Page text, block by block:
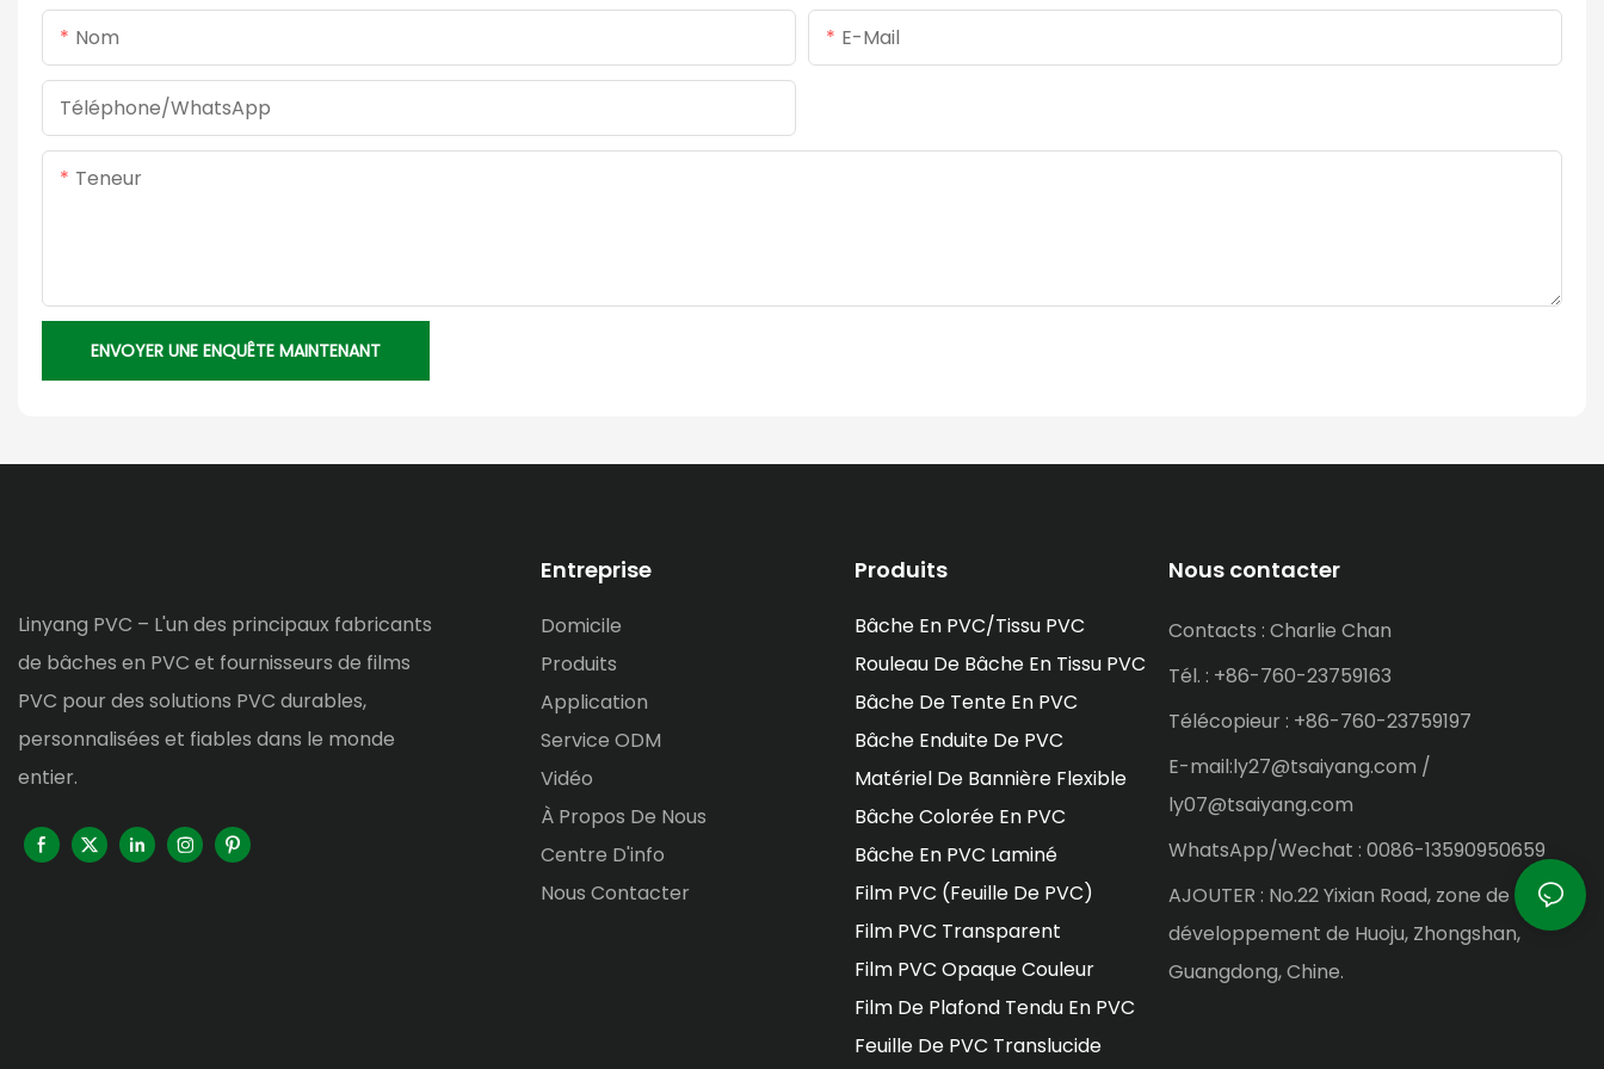
Nom E-Mail
Téléphone/WhatsApp
Teneur
ENVOYER UNE ENQUÊTE MAINTENANT
Linyang PVC – L'un des principaux fabricants
de bâches en PVC et fournisseurs de films
PVC pour des solutions PVC durables,
personnalisées et fiables dans le monde
entier.
Entreprise
Domicile
Produits
Application
Service ODM
Vidéo
À Propos De Nous
Centre D'info
Nous Contacter
Produits
Bâche En PVC/tissu PVC
Rouleau De Bâche En Tissu PVC
Bâche De Tente En PVC
Bâche Enduite De PVC
Matériel De Bannière Flexible
Bâche Colorée En PVC
Bâche En PVC Laminé
Film PVC (feuille De PVC)
Film PVC Transparent
Film PVC Opaque Couleur
Film De Plafond Tendu En PVC
Feuille De PVC Translucide
Nous contacter
Contacts : Charlie Chan
Tél. : +86-760-23759163
Télécopieur : +86-760-23759197
E-mail:ly27@tsaiyang.com /
ly07@tsaiyang.com
WhatsApp/Wechat : 0086-13590950659
AJOUTER : No.22 Yixian Road, zone de
développement de Huoju, Zhongshan,
Guangdong, Chine.